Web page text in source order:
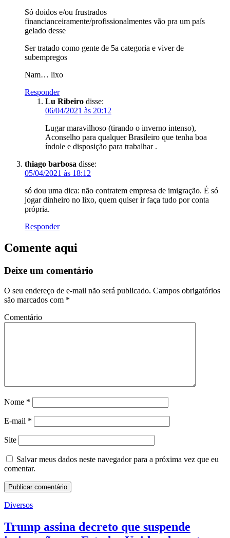
Só doidos e/ou frustrados
financianceiramente/profissionalmentes vão pra um país
gelado desse
Ser tratado como gente de 5a categoria e viver de
subempregos
Nam… lixo
Responder
Lu Ribeiro disse:
06/04/2021 às 20:12
Lugar maravilhoso (tirando o inverno intenso),
Aconselho para qualquer Brasileiro que tenha boa
índole e disposição para trabalhar .
thiago barbosa disse:
05/04/2021 às 18:12
só dou uma dica: não contratem empresa de imigração. É só
jogar dinheiro no lixo, quem quiser ir faça tudo por conta
própria.
Responder
Comente aqui
Deixe um comentário
O seu endereço de e-mail não será publicado. Campos obrigatórios
são marcados com *
Comentário
Nome *
E-mail *
Site
Salvar meus dados neste navegador para a próxima vez que eu
comentar.
Diversos
Trump assina decreto que suspende